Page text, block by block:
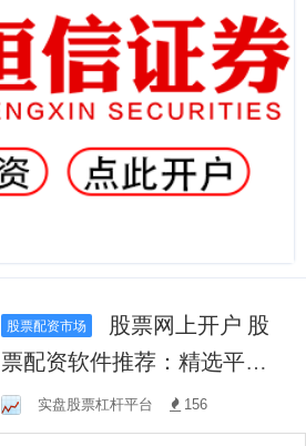
股票配资市场
票配资软件推荐：精选平
台，助您轻松盈利！
实盘股票杠杆平台 156